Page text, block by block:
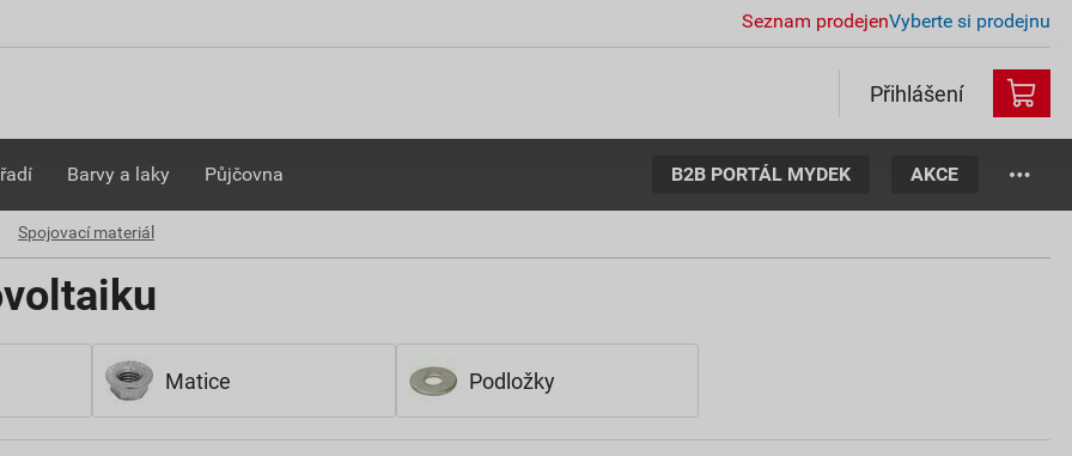
Seznam prodejenVyberte si prodejnu
Přihlášení
Barvy a laky Půjčovna B2B PORTÁL MYDEK AKCE
Spojovací materiál
Matice Podložky